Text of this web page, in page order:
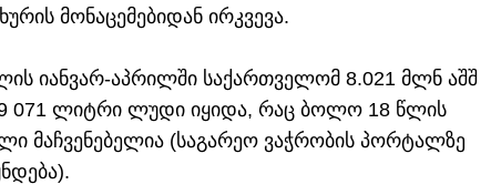
მონაცემებიდან ირკვევა.
იანვარ-აპრილში საქართველომ 8.021 მლნ აშშ
071 ლიტრი ლუდი იყიდა, რაც ბოლო 18 წლის
მაჩვენებელია (საგარეო ვაჭრობის პორტალზე